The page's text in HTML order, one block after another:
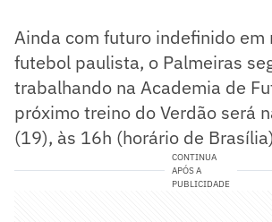
Ainda com futuro indefinido em
futebol paulista, o Palmeiras
trabalhando na Academia de
próximo treino do Verdão será
(19), às 16h (horário de
CONTINUA
APÓS A
PUBLICIDADE